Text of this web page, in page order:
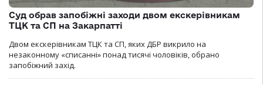
Суд обрав запобіжні заходи двом екскерівникам
ТЦК та СП на Закарпатті
Двом екскерівникам ТЦК та СП, яких ДБР викрило на
незаконному «списанні» понад тисячі чоловіків, обрано
запобіжний захід.